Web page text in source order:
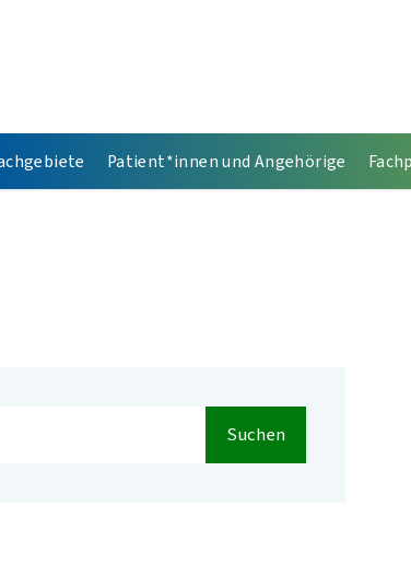
Patient*innen und Angehörige
Suchen